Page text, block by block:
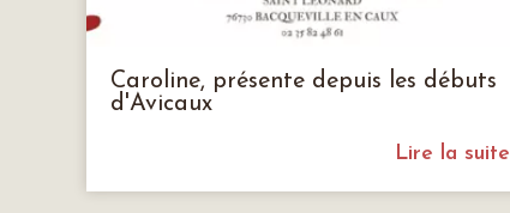
Caroline, présente depuis les débuts
d'Avicaux
Lire la suite